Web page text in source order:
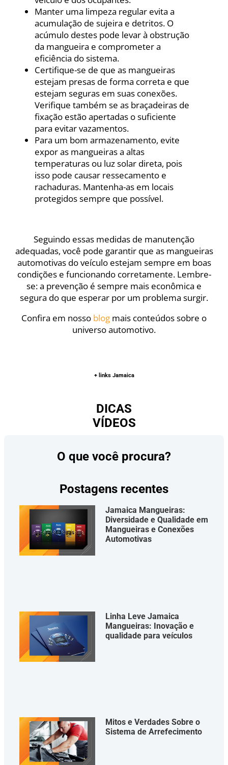
Manter uma limpeza regular evita a
acumulação de sujeira e detritos. O
acúmulo destes pode levar à obstrução
da mangueira e comprometer a
eficiência do sistema.
Certifique-se de que as mangueiras
estejam presas de forma correta e que
estejam seguras em suas conexões.
Verifique também se as braçadeiras de
fixação estão apertadas o suficiente
para evitar vazamentos.
Para um bom armazenamento, evite
expor as mangueiras a altas
temperaturas ou luz solar direta, pois
isso pode causar ressecamento e
rachaduras. Mantenha-as em locais
protegidos sempre que possível.
Seguindo essas medidas de manutenção
adequadas, você pode garantir que as mangueiras
automotivas do veículo estejam sempre em boas
condições e funcionando corretamente. Lembre-
se: a prevenção é sempre mais econômica e
segura do que esperar por um problema surgir.
Confira em nosso blog mais conteúdos sobre o
universo automotivo.
+ links Jamaica
DICAS
VÍDEOS
O que você procura?
Postagens recentes
Jamaica Mangueiras:
Diversidade e Qualidade em
Mangueiras e Conexões
Automotivas
Linha Leve Jamaica
Mangueiras: Inovação e
qualidade para veículos
Mitos e Verdades Sobre o
Sistema de Arrefecimento